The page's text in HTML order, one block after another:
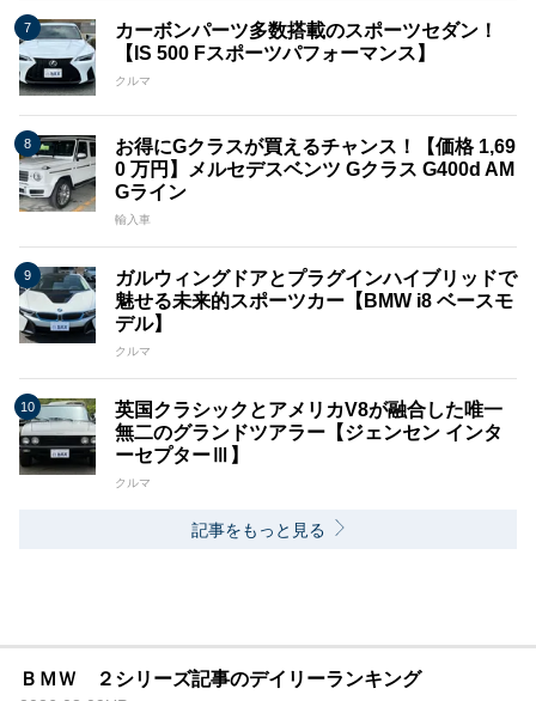
カーボンパーツ多数搭載のスポーツセダン！
【IS 500 Fスポーツパフォーマンス】
クルマ
お得にGクラスが買えるチャンス！【価格 1,69
0 万円】メルセデスベンツ Gクラス G400d AM
Gライン
輸入車
ガルウィングドアとプラグインハイブリッドで
魅せる未来的スポーツカー【BMW i8 ベースモ
デル】
クルマ
英国クラシックとアメリカV8が融合した唯一
無二のグランドツアラー【ジェンセン インタ
ーセプターⅢ】
クルマ
記事をもっと見る
ＢＭＷ ２シリーズ記事のデイリーランキング